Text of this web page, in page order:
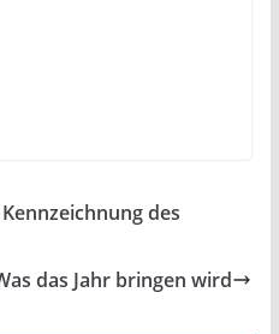
des
das Jahr bringen wird